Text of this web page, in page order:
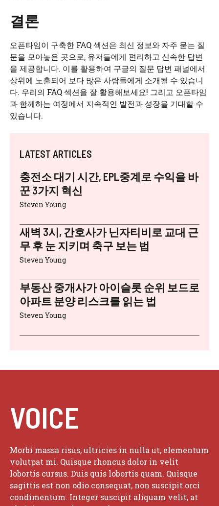
결론
오픈타임이 구축한 FAQ 섹션은 최신 정보와 자주 묻는 질
문을 모아놓은 곳으로, 유저들에게 편리하고 신속한 답변
을 제공합니다. 이를 활용하여 구글의 질문 답변 패널에서
상위에 노출되어 보다 많은 사람들에게 소개될 수 있습니
다. 우리의 FAQ 섹션을 잘 활용해보세요! 그리고 오픈타임
과 함께하는 여정에서 지속적인 발전과 성장을 기대할 수
있습니다.
LATEST ARTICLES
충전소 대기 시간, EPL중계로 수익을 바
꾼 3가지 혁신
Steven Young
새벽 3시, 간호사가 닌자티비로 교대 근
무 후 눈 지키며 축구 보는 법
Steven Young
부동산 중개사가 아이슬롯 순위 보드로
아파트 분양 리스크를 읽는 법
Steven Young
VOICE
Morbi massa risus, ultricies in nulla ut, elementum
volutpat mi. Quisque rhoncus dolor in velit
lobortis cursus. Duis quis lobortis quam. Quisque
sagittis est non odio consequat, non suscipit orci
condimentum. Integer suscipit aliquam velit, at